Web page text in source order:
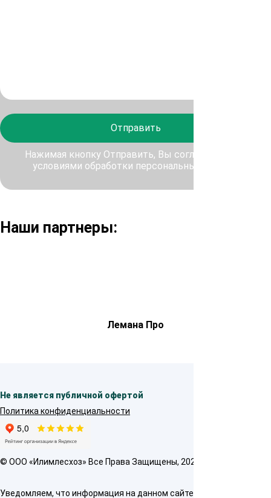
Отправить
Нажимая кнопку Отправить, Вы соглашаетесь с
условиями обработки персональных данных
Наши партнеры:
Лемана Про
Не является публичной офертой
Политика конфиденциальности
© OOO «Илимлесхоз» Все Права Защищены, 2026
Уведомляем, что информация на данном сайте предназначена